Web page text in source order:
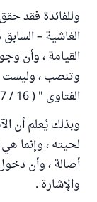
وللفائدة فقد
الغاشية –
القيامة ، وأن
وتنصب ، وليست
الفتاوى " ( 16 / 217 – 220 ) .
وبذلك يُعلم أن
لحيته ، وإنما
أصالة ، وأن
والإشارة .